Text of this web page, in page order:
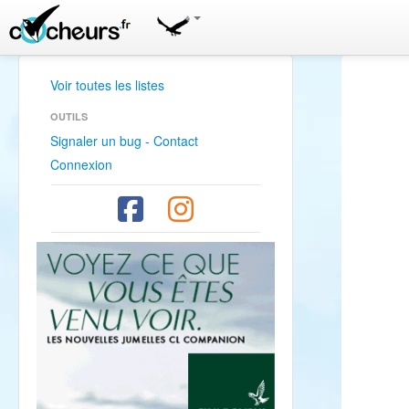
Voir toutes les listes
OUTILS
Signaler un bug - Contact
Connexion